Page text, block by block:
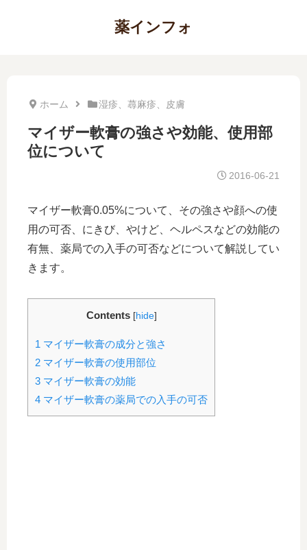
薬インフォ
ホーム 湿疹、蕁麻疹、皮膚
マイザー軟膏の強さや効能、使用部
位について
2016-06-21
マイザー軟膏0.05%について、その強さや顔への使
用の可否、にきび、やけど、ヘルペスなどの効能の
有無、薬局での入手の可否などについて解説してい
きます。
Contents [hide]
1 マイザー軟膏の成分と強さ
2 マイザー軟膏の使用部位
3 マイザー軟膏の効能
4 マイザー軟膏の薬局での入手の可否